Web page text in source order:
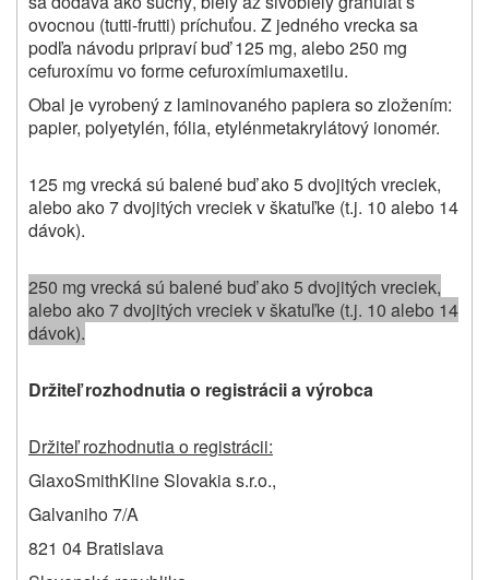
ovocnou (tutti-frutti) príchuťou. Z jedného vrecka sa
podľa návodu pripraví buď 125 mg, alebo 250 mg
cefuroxímu vo forme cefuroxímiumaxetilu.
Obal je vyrobený z laminovaného papiera so zložením:
papier, polyetylén, fólia, etylénmetakrylátový ionomér.
125 mg vrecká sú balené buď ako 5 dvojitých vreciek,
alebo ako 7 dvojitých vreciek v škatuľke (t.j. 10 alebo 14
dávok).
250 mg vrecká sú balené buď ako 5 dvojitých vreciek,
alebo ako 7 dvojitých vreciek v škatuľke (t.j. 10 alebo 14
dávok).
Držiteľ rozhodnutia o registrácii a výrobca
Držiteľ rozhodnutia o registrácii:
GlaxoSmithKline Slovakia s.r.o.,
Galvaniho 7/A
821 04 Bratislava